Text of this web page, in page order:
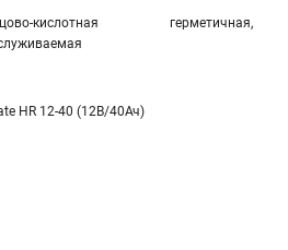
кислотная герметичная,
HR 12-40 (12В/40Ач)